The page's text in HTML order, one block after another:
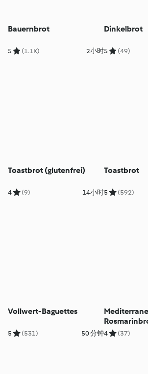
Bauernbrot
5 (1.1K) 2小时
Dinkelbrot
5 (49)
Toastbrot (glutenfrei)
4 (9) 14小时
Toastbrot
5 (592)
Vollwert-Baguettes
5 (531) 50 分钟4 (37)